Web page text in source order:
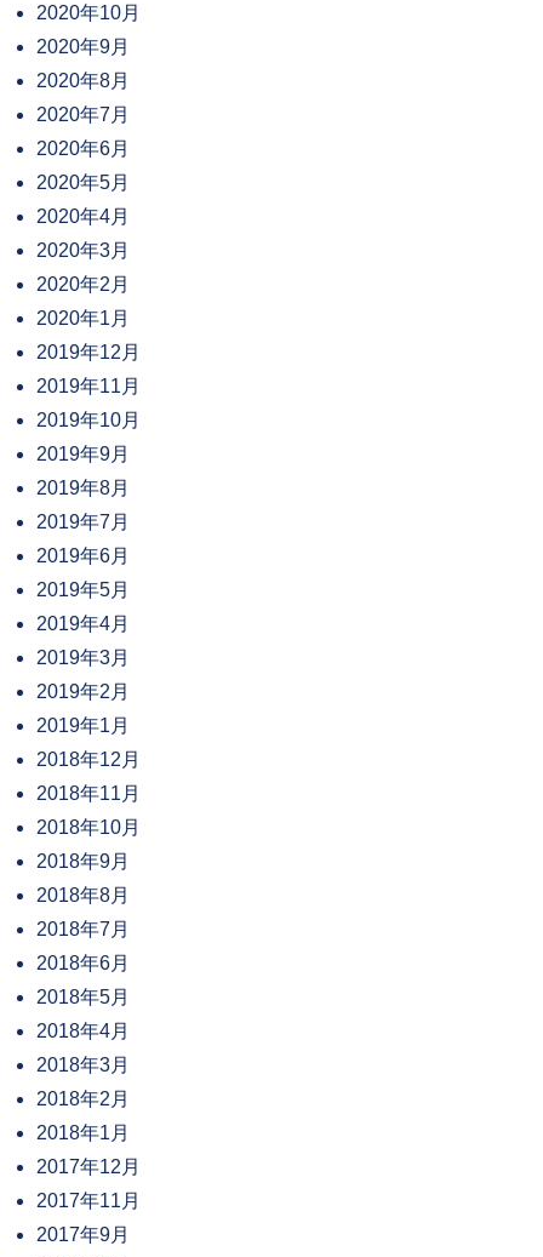
2020年10月
2020年9月
2020年8月
2020年7月
2020年6月
2020年5月
2020年4月
2020年3月
2020年2月
2020年1月
2019年12月
2019年11月
2019年10月
2019年9月
2019年8月
2019年7月
2019年6月
2019年5月
2019年4月
2019年3月
2019年2月
2019年1月
2018年12月
2018年11月
2018年10月
2018年9月
2018年8月
2018年7月
2018年6月
2018年5月
2018年4月
2018年3月
2018年2月
2018年1月
2017年12月
2017年11月
2017年9月